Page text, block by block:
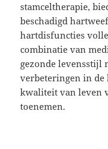
stamceltherapie,
beschadigd
hartdisfuncties
combinatie van
gezonde levensstijl
verbeteringen in
kwaliteit van leven
toenemen.